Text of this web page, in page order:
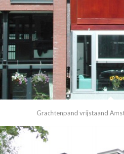
Grachtenpand vrijstaand